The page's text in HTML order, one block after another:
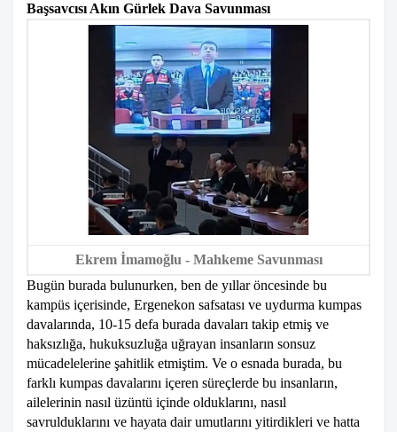
Başsavcısı Akın Gürlek Dava Savunması
Ekrem İmamoğlu - Mahkeme Savunması
Bugün burada bulunurken, ben de yıllar öncesinde bu
kampüs içerisinde, Ergenekon safsatası ve uydurma kumpas
davalarında, 10-15 defa burada davaları takip etmiş ve
haksızlığa, hukuksuzluğa uğrayan insanların sonsuz
mücadelelerine şahitlik etmiştim. Ve o esnada burada, bu
farklı kumpas davalarını içeren süreçlerde bu insanların,
ailelerinin nasıl üzüntü içinde olduklarını, nasıl
savrulduklarını ve hayata dair umutlarını yitirdikleri ve hatta